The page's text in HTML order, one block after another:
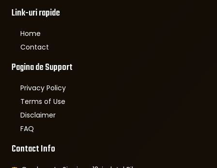
Link-uri rapide
Home
Contact
Pagina de Support
Privacy Policy
Terms of Use
Disclaimer
FAQ
Contact Info